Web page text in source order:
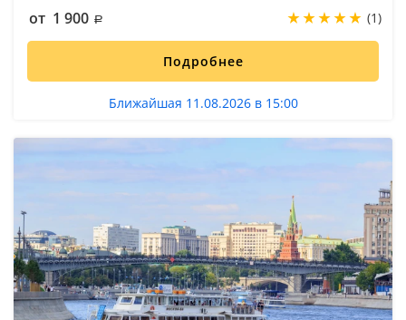
от 1 900 (1)
Подробнее
Ближайшая 11.08.2026 в 15:00